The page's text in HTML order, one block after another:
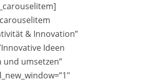
& Innovation”
Ideen
und umsetzen”